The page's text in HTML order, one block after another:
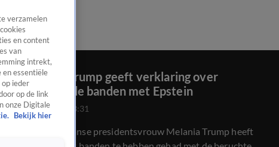
Melania Trump geeft verklaring over
vermeende banden met Epstein
9 apr 2026, 23:31
De Amerikaanse presidentsvrouw Melania Trump heeft
verzamelen
en content
van
intrekt,
en essentiële
ieder
op de link
onze Digitale
Bekijk hier